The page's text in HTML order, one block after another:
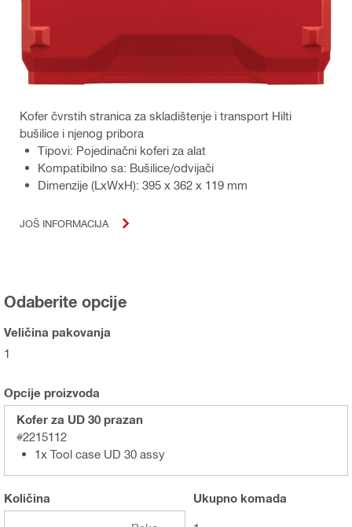
Kofer čvrstih stranica za skladištenje i transport Hilti
bušilice i njenog pribora
Tipovi: Pojedinačni koferi za alat
Kompatibilno sa: Bušilice/odvijači
Dimenzije (LxWxH): 395 x 362 x 119 mm
JOŠ INFORMACIJA
Odaberite opcije
Veličina pakovanja
1
Opcije proizvoda
Kofer za UD 30 prazan
#2215112
1x Tool case UD 30 assy
Količina Ukupnokomada